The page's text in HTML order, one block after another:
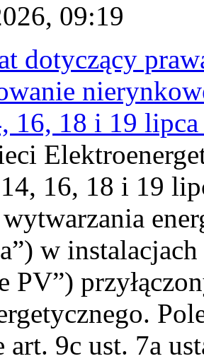
09:19
dotyczący
16, 18 i 19
16, 18 i 19
w
PV”)
art. 9c ust. 7a